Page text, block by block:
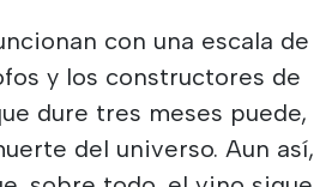
con una escala de
y los constructores de
dure tres meses puede,
del universo. Aun así,